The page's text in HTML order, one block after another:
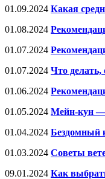
01.09.2024 Какая
01.08.2024
01.07.2024
01.07.2024 Что делать,
01.06.2024
01.05.2024 Мейн-кун —
01.04.2024 Бездомный
01.03.2024 Советы
09.01.2024 Как